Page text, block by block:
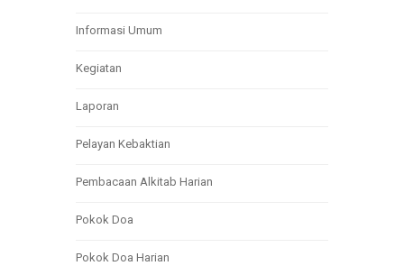
Informasi Umum
Kegiatan
Laporan
Pelayan Kebaktian
Pembacaan Alkitab Harian
Pokok Doa
Pokok Doa Harian